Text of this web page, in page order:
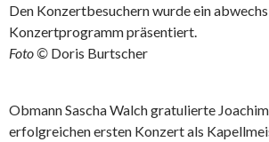
Den Konzertbesuchern wurde ein
Konzertprogramm präsentiert.
Foto © Doris Burtscher
Obmann Sascha Walch gratulierte
erfolgreichen ersten Konzert als